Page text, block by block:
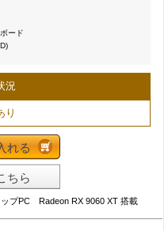
ード
況
り
れる
ちら
プPC Radeon RX 9060 XT 搭載